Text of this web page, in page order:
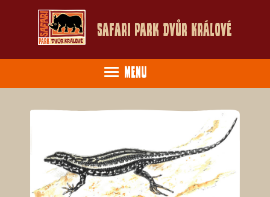
Safari Park Dvůr Králové
Menu